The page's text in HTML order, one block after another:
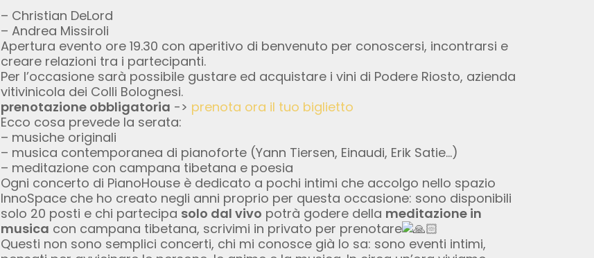
– Christian DeLord
– Andrea Missiroli
Apertura evento ore 19.30 con aperitivo di benvenuto per conoscersi, incontrarsi e
creare relazioni tra i partecipanti.
Per l’occasione sarà possibile gustare ed acquistare i vini di Podere Riosto, azienda
vitivinicola dei Colli Bolognesi.
prenotazione obbligatoria -> prenota ora il tuo biglietto
Ecco cosa prevede la serata:
– musiche originali
– musica contemporanea di pianoforte (Yann Tiersen, Einaudi, Erik Satie…)
– meditazione con campana tibetana e poesia
Ogni concerto di PianoHouse è dedicato a pochi intimi che accolgo nello spazio
InnoSpace che ho creato negli anni proprio per questa occasione: sono disponibili
solo 20 posti e chi partecipa solo dal vivo potrà godere della meditazione in
musica con campana tibetana, scrivimi in privato per prenotare
Questi non sono semplici concerti, chi mi conosce già lo sa: sono eventi intimi,